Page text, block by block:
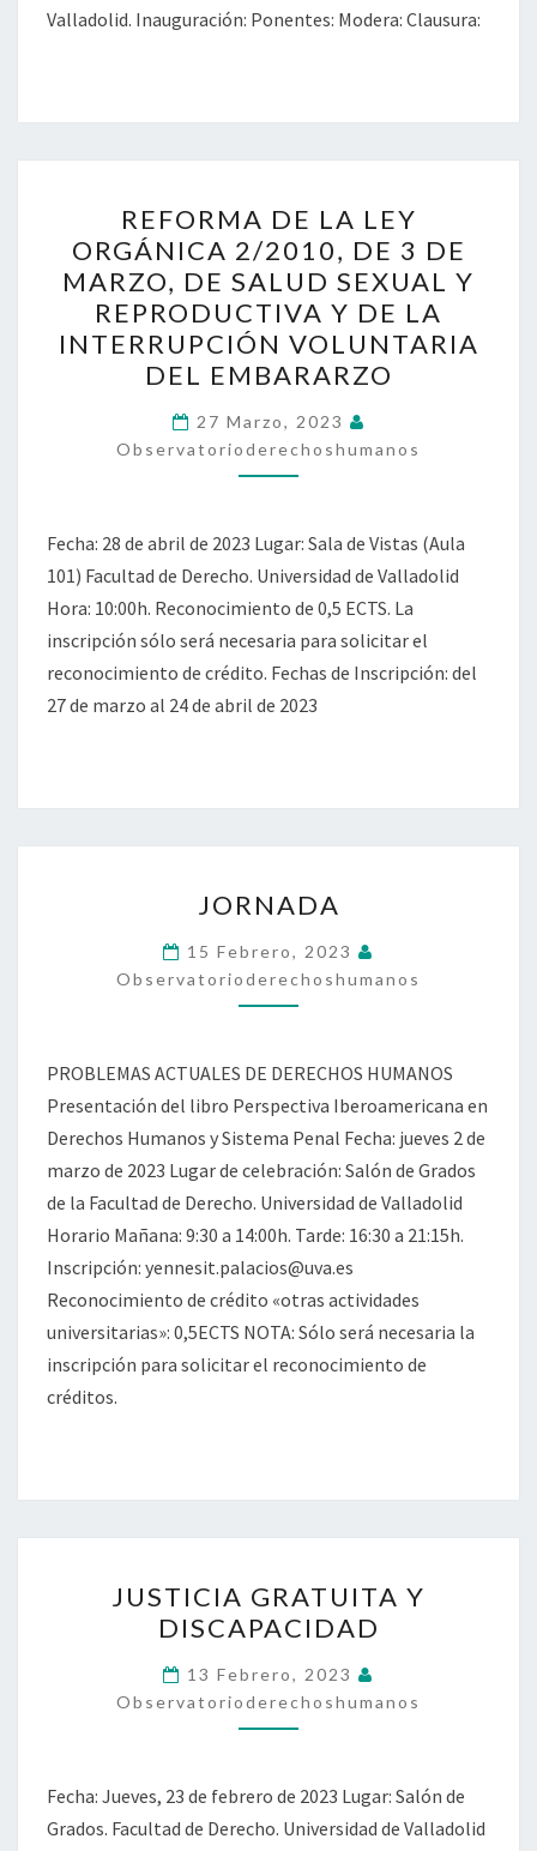
Valladolid. Inauguración: Ponentes: Modera: Clausura:
DE
LA
LEY
ORGÁNICA
2/2010,
DE
3
DE
SALUD
SEXUAL
Y
REPRODUCTIVA
Y
DE
VOLUNTARIA
DEL
REFORMA DE LA LEY
ORGÁNICA 2/2010, DE 3 DE
MARZO, DE SALUD SEXUAL Y
REPRODUCTIVA Y DE LA
INTERRUPCIÓN VOLUNTARIA
DEL EMBARARZO
27 Marzo, 2023
Observatorioderechoshumanos
Fecha: 28 de abril de 2023 Lugar: Sala de Vistas (Aula
101) Facultad de Derecho. Universidad de Valladolid
Hora: 10:00h. Reconocimiento de 0,5 ECTS. La
inscripción sólo será necesaria para solicitar el
reconocimiento de crédito. Fechas de Inscripción: del
27 de marzo al 24 de abril de 2023
JORNADA
15 Febrero, 2023
Observatorioderechoshumanos
PROBLEMAS ACTUALES DE DERECHOS HUMANOS
Presentación del libro Perspectiva Iberoamericana en
Derechos Humanos y Sistema Penal Fecha: jueves 2 de
marzo de 2023 Lugar de celebración: Salón de Grados
de la Facultad de Derecho. Universidad de Valladolid
Horario Mañana: 9:30 a 14:00h. Tarde: 16:30 a 21:15h.
Inscripción: yennesit.palacios@uva.es
Reconocimiento de crédito «otras actividades
universitarias»: 0,5ECTS NOTA: Sólo será necesaria la
inscripción para solicitar el reconocimiento de
créditos.
GRATUITA
Y
DISCAPACIDAD
JUSTICIA GRATUITA Y
DISCAPACIDAD
13 Febrero, 2023
Observatorioderechoshumanos
Fecha: Jueves, 23 de febrero de 2023 Lugar: Salón de
Grados. Facultad de Derecho. Universidad de Valladolid